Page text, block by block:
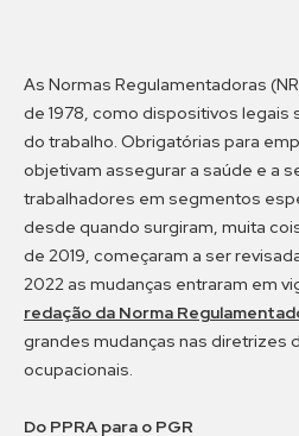
As Normas Regulamentadoras
de 1978, como dispositivos legais
do trabalho. Obrigatórias para
objetivam assegurar a saúde e a
trabalhadores em segmentos
desde quando surgiram, muita
de 2019, começaram a ser
2022 as mudanças entraram em
redação da Norma
grandes mudanças nas diretrizes
ocupacionais.
Do PPRA para o PGR